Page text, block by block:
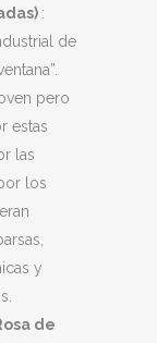
:
de
pero
estas
las
los
y
de